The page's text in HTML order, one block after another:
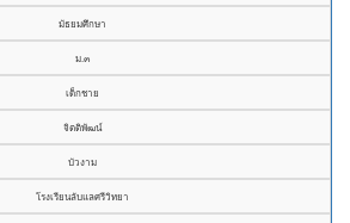
มัธยมศึกษา
ม.๓
เด็กชาย
จิตติพัฒน์
บัวงาม
โรงเรียนลับแลศรีวิทยา